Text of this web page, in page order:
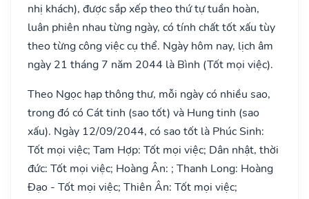
nhị khách), được sắp xếp theo thứ tự tuần hoàn,
luân phiên nhau từng ngày, có tính chất tốt xấu tùy
theo từng công việc cụ thể. Ngày hôm nay, lịch âm
ngày 21 tháng 7 năm 2044 là Bình (Tốt mọi việc).
Theo Ngọc hạp thông thư, mỗi ngày có nhiều sao,
trong đó có Cát tinh (sao tốt) và Hung tinh (sao
xấu). Ngày 12/09/2044, có sao tốt là Phúc Sinh:
Tốt mọi việc; Tam Hợp: Tốt mọi việc; Dân nhật, thời
đức: Tốt mọi việc; Hoàng Ân: ; Thanh Long: Hoàng
Đạo - Tốt mọi việc; Thiên Ân: Tốt mọi việc;